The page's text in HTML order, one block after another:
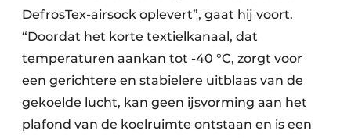
DefrosTex-airsock oplevert”, gaat hij voort.
“Door­dat het korte textielkanaal, dat
temperaturen aankan tot -40 °C, zorgt voor
een gerichtere en stabielere uitblaas van de
gekoelde lucht, kan geen ijsvorming aan het
plafond van de koelruimte ontstaan en is een